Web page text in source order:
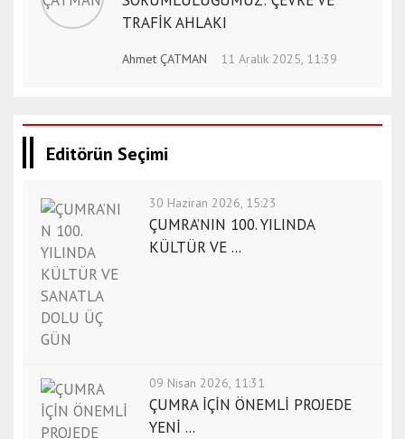
TRAFİK AHLAKI
Ahmet ÇATMAN 11 Aralık 2025, 11:39
Editörün Seçimi
30 Haziran 2026, 15:23
ÇUMRA’NIN 100. YILINDA
KÜLTÜR VE ...
09 Nisan 2026, 11:31
ÇUMRA İÇİN ÖNEMLİ PROJEDE
YENİ ...